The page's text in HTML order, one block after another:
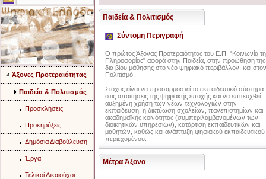
Άξονες Προτεραιότητας
Παιδεία & Πολιτισμός
Προσκλήσεις
Προκηρύξεις
Δημόσια Διαβούλευση
Έργα
Τελικοί Δικαιούχοι
Παιδεία & Πολιτισμός
Σύντομη Περιγραφή
Ο πρώτος Άξονας Προτεραιότητας του Ε.Π. "Κοινωνία
Πληροφορίας" αφορά στην Παιδεία, στην προώθηση της
δια βίου μάθησης στο νέο ψηφιακό περιβάλλον, και στον
Πολιτισμό.
Στόχος είναι να προσαρμοστεί το εκπαιδευτικό σύστημα
στις απαιτήσεις της ψηφιακής εποχής και να επιτευχθεί
αυξημένη χρήση των νέων τεχνολογιών στην
εκπαίδευση, η δικτύωση σχολείων, πανεπιστημίων και
ακαδημαϊκής κοινότητας (συμπεριλαμβανομένων των
διοικητικών υπηρεσιών), κατάρτιση εκπαιδευτικών και
μαθητών, καθώς και ανάπτυξη ψηφιακού εκπαιδευτικού
περιεχομένου.
Μέτρα Άξονα